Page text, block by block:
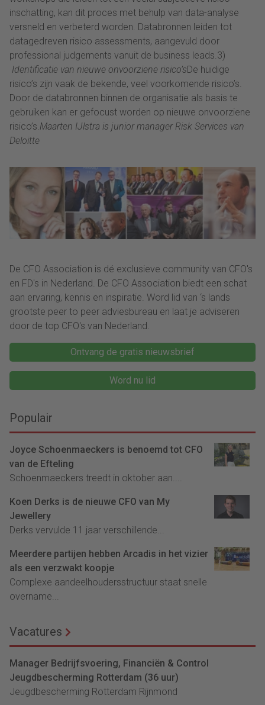
inschatting, kan dit proces met behulp van data-analyse
versneld en verbeterd worden. Databronnen leiden tot
datagedreven risico assessments, aangevuld door
professional judgements vanuit de business leads.3)
Identificatie van nieuwe onvoorziene risico’sDe huidige
risico’s zijn vaak de bekende, veel voorkomende risico’s.
Door de databronnen binnen de organisatie als basis te
gebruiken kan er gefocust worden op nieuwe onvoorziene
risico’s. Maarten IJlstra is junior manager Risk Services van
Deloitte
De CFO Association is dé exclusieve community van CFO's
en FD's in Nederland. De CFO Association biedt een schat
aan ervaring, kennis en inspiratie. Word lid van ‘s lands
grootste peer to peer adviesbureau en laat je adviseren
door de top CFO's van Nederland.
Ontvang de gratis nieuwsbrief
Word nu lid
Populair
Joyce Schoenmaeckers is benoemd tot CFO
van de Efteling
Schoenmaeckers treedt in oktober aan....
Koen Derks is de nieuwe CFO van My
Jewellery
Derks vervulde 11 jaar verschillende...
Meerdere partijen hebben Arcadis in het vizier
als een verzwakt koopje
Complexe aandeelhoudersstructuur staat snelle
overname...
Vacatures
Manager Bedrijfsvoering, Financiën & Control
Jeugdbescherming Rotterdam (36 uur)
Jeugdbescherming Rotterdam Rijnmond